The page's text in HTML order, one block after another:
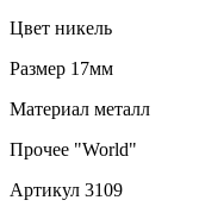
Цвет никель
Размер 17мм
Материал металл
Прочее "World"
Артикул 3109